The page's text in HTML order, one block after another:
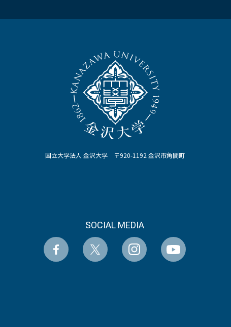
国立大学法人 金沢大学 〒920-1192 金沢市角間町
SOCIAL MEDIA